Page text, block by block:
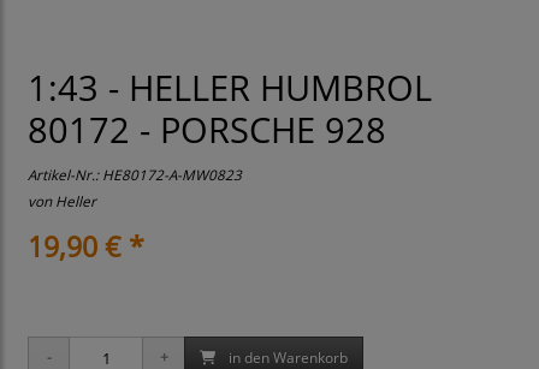
1:43 - HELLER HUMBROL
80172 - PORSCHE 928
Artikel-Nr.:HE80172-A-MW0823
vonHeller
19,90 € *
in den Warenkorb